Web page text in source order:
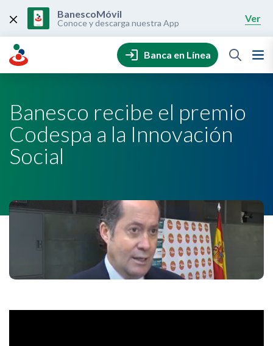
content
BanescoMóvil
Conoce y descarga nuestra App Ver
Banca en Línea
Banesco recibe el premio
Codespa a la Innovación
Social